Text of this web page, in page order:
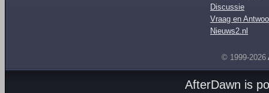
Discussie
Vraag en
Nieuws2.nl
© 1999-2026
AfterDawn is